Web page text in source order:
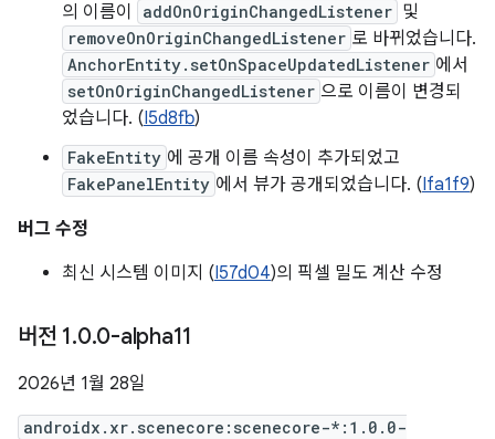
의 이름이 addOnOriginChangedListener 및
removeOnOriginChangedListener 로 바뀌었습니다.
AnchorEntity.setOnSpaceUpdatedListener 에서
setOnOriginChangedListener 으로 이름이 변경되
었습니다. (I5d8fb)
FakeEntity 에 공개 이름 속성이 추가되었고
FakePanelEntity 에서 뷰가 공개되었습니다. (Ifa1f9)
버그 수정
최신 시스템 이미지 (I57d04)의 픽셀 밀도 계산 수정
버전 1.0.0-alpha11
2026년 1월 28일
androidx.xr.scenecore:scenecore-*:1.0.0-